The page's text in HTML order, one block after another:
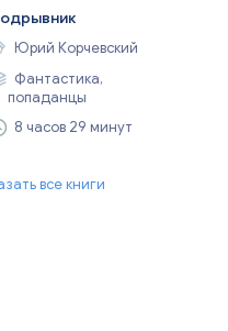
Юрий Корчевский
Фантастика,
попаданцы
8 часов 29 минут
все книги